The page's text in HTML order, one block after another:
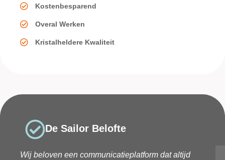
Kostenbesparend
Overal Werken
Kristalheldere Kwaliteit
De Sailor Belofte
Wij beloven een communicatieplatform dat altijd